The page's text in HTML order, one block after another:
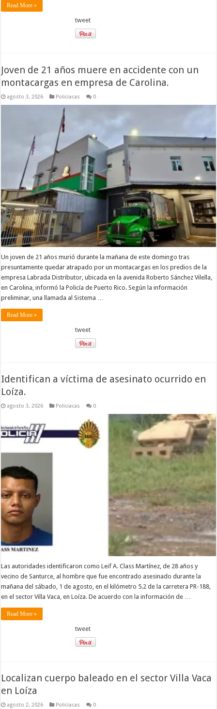
Read More »
tweet
Joven de 21 años muere en accidente con un
montacargas en empresa de Carolina.
agosto 3, 2026 Policiacas 0
Un joven de 21 años murió durante la mañana de este domingo tras
presuntamente quedar atrapado por un montacargas en los predios de la
empresa Labrada Distributor, ubicada en la avenida Roberto Sánchez Vilella,
en Carolina, informó la Policía de Puerto Rico. Según la información
preliminar, una llamada al Sistema …
Read More »
tweet
Identifican a víctima de asesinato ocurrido en
Loíza.
agosto 3, 2026 Policiacas 0
Las autoridades identificaron como Leif A. Class Martínez, de 28 años y
vecino de Santurce, al hombre que fue encontrado asesinado durante la
mañana del sábado, 1 de agosto, en el kilómetro 5.2 de la carretera PR-188,
en el sector Villa Vaca, en Loíza. De acuerdo con la información de …
Read More »
tweet
Localizan cuerpo baleado en el sector Villa Vaca
en Loíza
agosto 2, 2026 Policiacas 0